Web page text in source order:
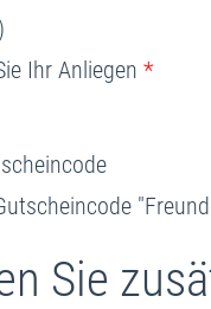
Ihr Anliegen *
Sie